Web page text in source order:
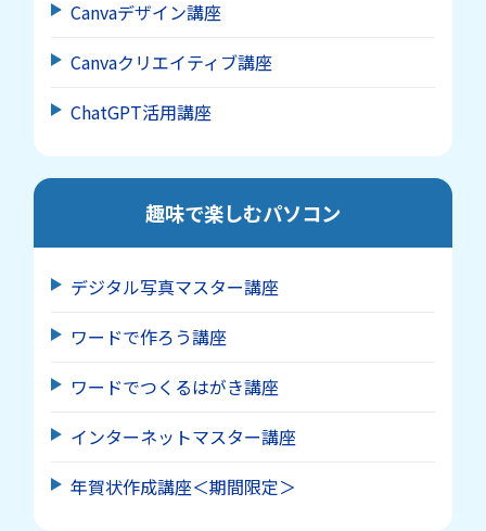
Canvaデザイン講座
Canvaクリエイティブ講座
ChatGPT活用講座
趣味で楽しむパソコン
デジタル写真マスター講座
ワードで作ろう講座
ワードでつくるはがき講座
インターネットマスター講座
年賀状作成講座＜期間限定＞